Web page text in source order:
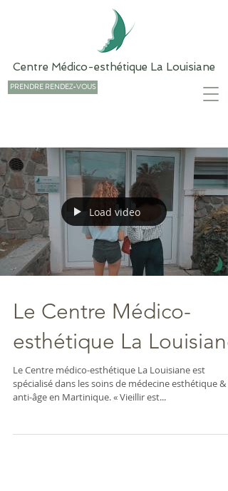
Centre Médico-esthétique La Louisiane
PRENDRE RENDEZ-VOUS
Load video
Le Centre Médico-
esthétique La Louisiane
Le Centre médico-esthétique La Louisiane est
spécialisé dans les soins de médecine esthétique &
anti-âge en Martinique. « Vieillir est...